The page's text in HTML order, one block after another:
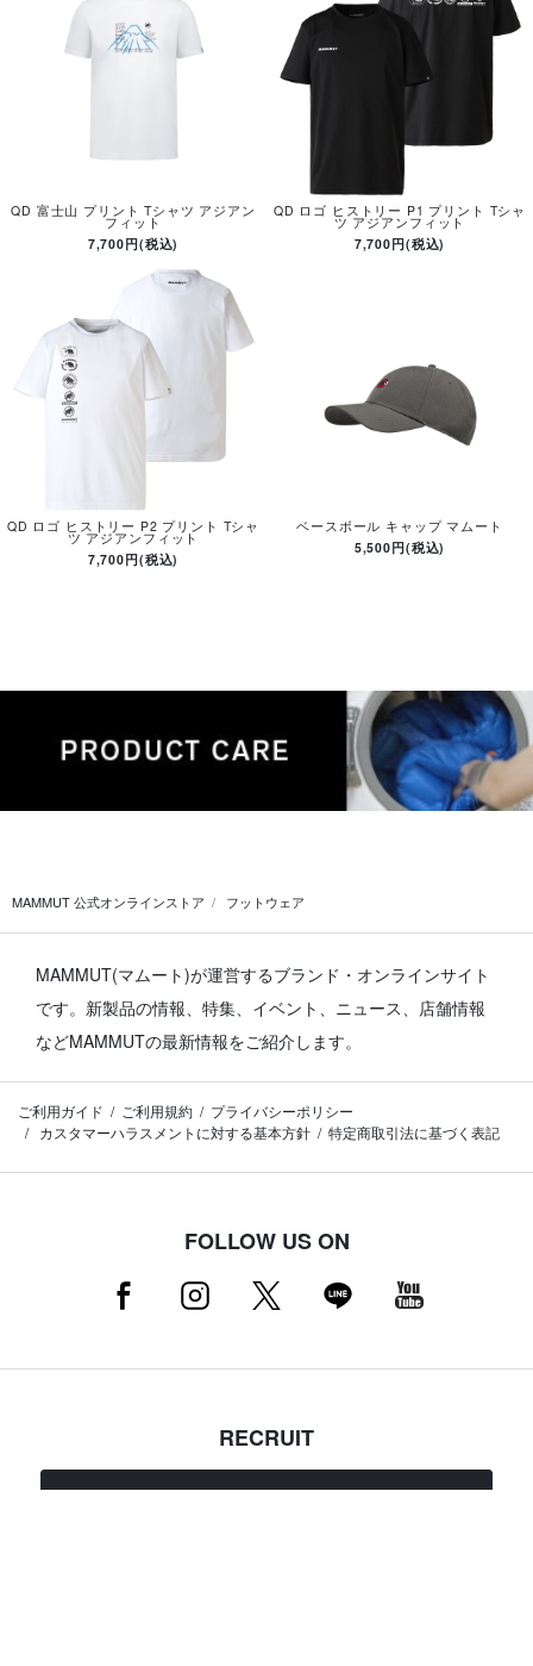
QD 富士山 プリント Tシャツ アジアン
フィット
7,700円(税込)
QD ロゴ ヒストリー P1 プリント Tシャ
ツ アジアンフィット
7,700円(税込)
QD ロゴ ヒストリー P2 プリント Tシャ
ツ アジアンフィット
7,700円(税込)
ベースボール キャップ マムート
5,500円(税込)
MAMMUT 公式オンラインストア フットウェア
MAMMUT(マムート)が運営するブランド・オンラインサイト
です。 新製品の情報、特集、イベント、ニュース、店舗情報
などMAMMUTの最新情報をご紹介します。
ご利用ガイド ご利用規約
プライバシーポリシー
カスタマーハラスメントに対する基本方針
特定商取引法に基づく表記
FOLLOW US ON
RECRUIT